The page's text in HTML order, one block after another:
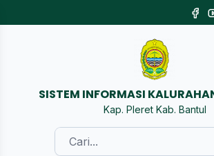
SISTEM INFORMASI
Kap. Pleret Kab. Bantul